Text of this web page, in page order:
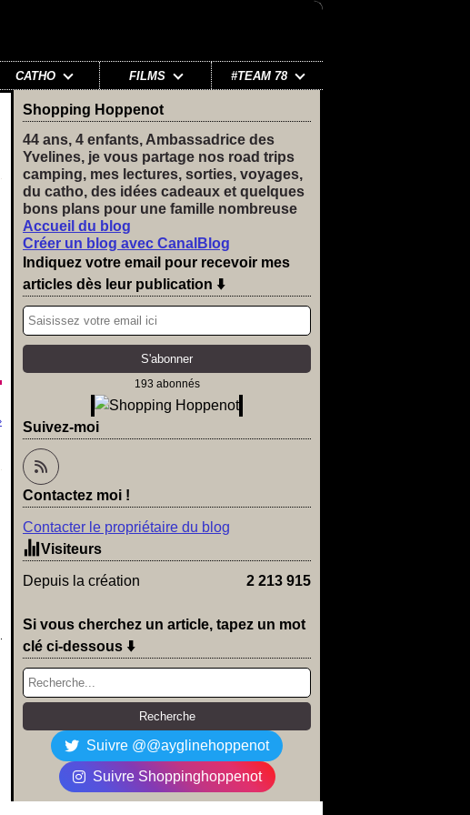
CATHO FILMS #TEAM 78
Shopping Hoppenot
44 ans, 4 enfants, Ambassadrice des
Yvelines, je vous partage nos road trips
camping, mes lectures, sorties, voyages,
du catho, des idées cadeaux et quelques
bons plans pour une famille nombreuse
Accueil du blog
Créer un blog avec CanalBlog
Indiquez votre email pour recevoir mes
articles dès leur publication ⬇️
193 abonnés
Suivez-moi
Contactez moi !
Contacter le propriétaire du blog
Visiteurs
Depuis la création 2 213 915
Si vous cherchez un article, tapez un mot
clé ci-dessous ⬇️
Suivre @@ayglinehoppenot
Suivre Shoppinghoppenot